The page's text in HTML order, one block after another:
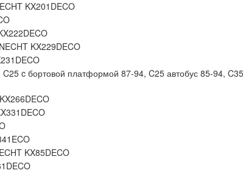
KX201DECO
KX229DECO
c бортовой платформой 87-94, C25 автобус 85-94,
KX85DECO